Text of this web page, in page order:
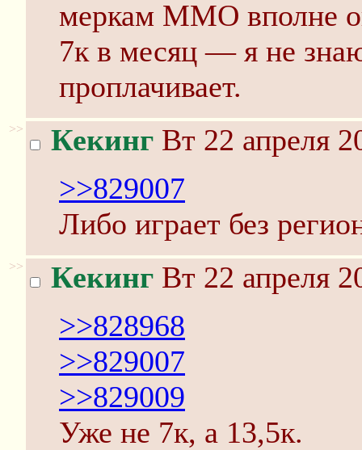
меркам ММО вполне
7к в месяц — я не
проплачивает.
>> Кекинг Вт 22 апреля
>>829007
Либо играет без
>> Кекинг Вт 22 апреля
>>828968
>>829007
>>829009
Уже не 7к, а 13,5к.